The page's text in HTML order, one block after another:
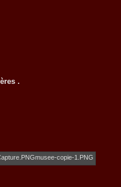
goujonnières .
au